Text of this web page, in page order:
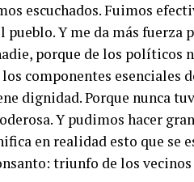
escuchados. Fuimos
Y me da más fuerza
porque de los políticos
los componentes
dignidad. Porque nunca
Y pudimos hacer
en realidad esto que se